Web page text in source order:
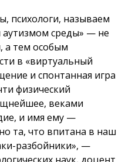
психологи, называем
среды» — не
а тем особым
в «виртуальный
и спонтанная игра
физический
веками
и имя ему —
та, что впитана в наш
разбойники», —
наук, доцент